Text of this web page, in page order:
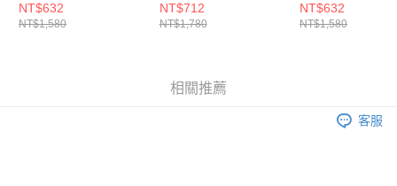
NEW ERA
NE14148873
NT$632
NT$1,580
NEW ERA
NE14326569
NT$712
NT$1,780
LOGO NEW ERA
NE13774232
NT$632
NT$1,580
相關推薦
客服